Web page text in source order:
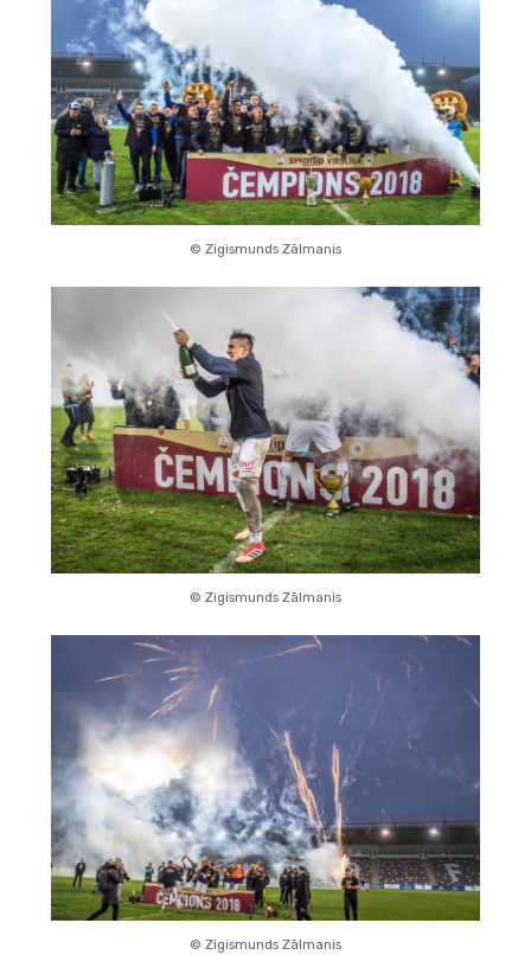
© Zigismunds Zālmanis
© Zigismunds Zālmanis
© Zigismunds Zālmanis